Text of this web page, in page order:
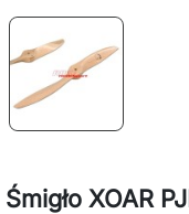
Śmigło XOAR